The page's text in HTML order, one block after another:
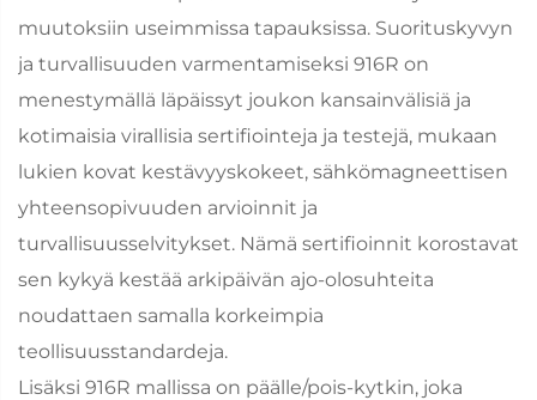
muutoksiin useimmissa tapauksissa. Suorituskyvyn
ja turvallisuuden varmentamiseksi 916R on
menestymällä läpäissyt joukon kansainvälisiä ja
kotimaisia virallisia sertifiointeja ja testejä, mukaan
lukien kovat kestävyyskokeet, sähkömagneettisen
yhteensopivuuden arvioinnit ja
turvallisuusselvitykset. Nämä sertifioinnit korostavat
sen kykyä kestää arkipäivän ajo-olosuhteita
noudattaen samalla korkeimpia
teollisuusstandardeja.
Lisäksi 916R mallissa on päälle/pois-kytkin, joka